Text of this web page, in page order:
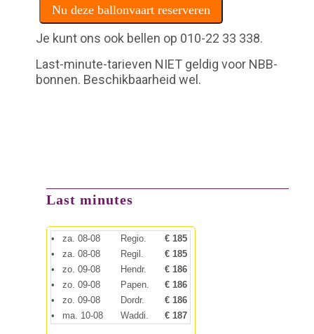
Je kunt ons ook bellen op 010-22 33 338.
Last-minute-tarieven NIET geldig voor NBB-
bonnen. Beschikbaarheid wel.
Last minutes
• za. 08-08 Regio.
€ 185
•
za. 08-08 Regil.
€ 185
•
zo. 09-08 Hendr.
€ 186
•
zo. 09-08 Papen.
€ 186
•
zo. 09-08 Dordr.
€ 186
•
ma. 10-08 Waddi. € 187